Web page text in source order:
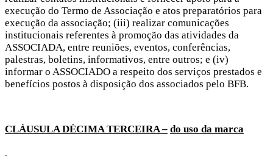
execução do Termo de Associação e atos preparatórios para
execução da associação; (iii) realizar comunicações
institucionais referentes à promoção das atividades da
ASSOCIADA, entre reuniões, eventos, conferências,
palestras, boletins, informativos, entre outros; e (iv)
informar o ASSOCIADO a respeito dos serviços prestados e
benefícios postos à disposição dos associados pelo BFB.
CLÁUSULA DÉCIMATERCEIRA – do uso da marca